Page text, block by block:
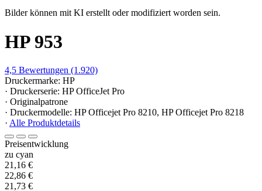
Bilder können mit KI erstellt oder modifiziert worden sein.
HP 953
4,5 Bewertungen (1.920)
Druckermarke: HP
· Druckerserie: HP OfficeJet Pro
· Originalpatrone
· Druckermodelle: HP Officejet Pro 8210, HP Officejet Pro 8218
· Alle Produktdetails
Preisentwicklung
zu cyan
21,16 €
22,86 €
21,73 €